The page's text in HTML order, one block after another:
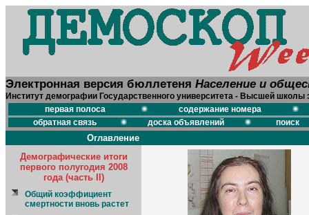
Электронная версия бюллетеня Население и
Институт демографии Государственного университета - Высшей школы
первая полоса
содержание номера
обратная связь
доска объявлений поиск
Оглавление
Демографические итоги
первого полугодия 2008
года (часть II)
Общий коэффициент
смертности вновь растет